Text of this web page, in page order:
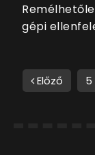
gépi
Előző 5